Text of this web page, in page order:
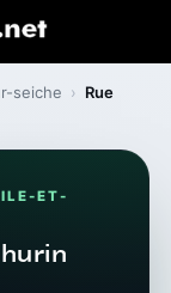
seiche › Rue
ET-